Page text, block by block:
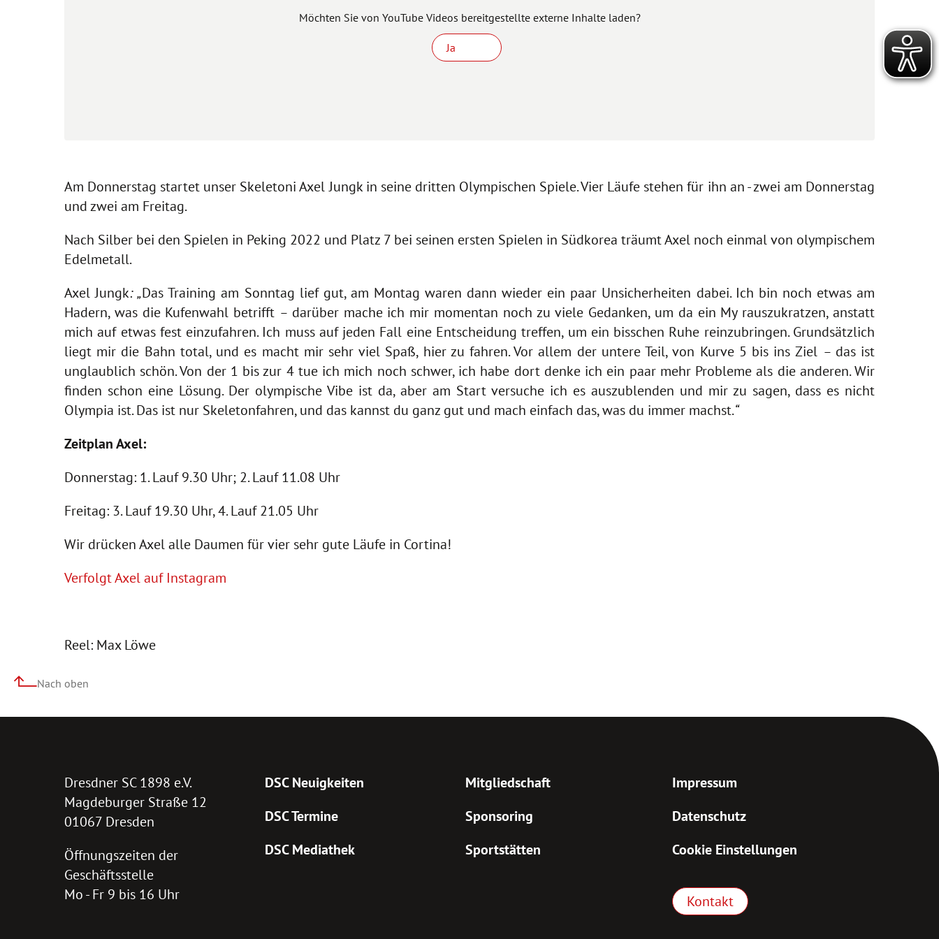
Möchten Sie von YouTube Videos bereitgestellte externe Inhalte laden?
Ja
Am Donnerstag startet unser Skeletoni Axel Jungk in seine dritten Olympischen Spiele. Vier Läufe stehen für ihn an - zwei am Donnerstag
und zwei am Freitag.
Nach Silber bei den Spielen in Peking 2022 und Platz 7 bei seinen ersten Spielen in Südkorea träumt Axel noch einmal von olympischem
Edelmetall.
Axel Jungk: „Das Training am Sonntag lief gut, am Montag waren dann wieder ein paar Unsicherheiten dabei. Ich bin noch etwas am
Hadern, was die Kufenwahl betrifft – darüber mache ich mir momentan noch zu viele Gedanken, um da ein My rauszukratzen, anstatt
mich auf etwas fest einzufahren. Ich muss auf jeden Fall eine Entscheidung treffen, um ein bisschen Ruhe reinzubringen. Grundsätzlich
liegt mir die Bahn total, und es macht mir sehr viel Spaß, hier zu fahren. Vor allem der untere Teil, von Kurve 5 bis ins Ziel – das ist
unglaublich schön. Von der 1 bis zur 4 tue ich mich noch schwer, ich habe dort denke ich ein paar mehr Probleme als die anderen. Wir
finden schon eine Lösung. Der olympische Vibe ist da, aber am Start versuche ich es auszublenden und mir zu sagen, dass es nicht
Olympia ist. Das ist nur Skeletonfahren, und das kannst du ganz gut und mach einfach das, was du immer machst.“
Zeitplan Axel:
Donnerstag: 1. Lauf 9.30 Uhr; 2. Lauf 11.08 Uhr
Freitag: 3. Lauf 19.30 Uhr, 4. Lauf 21.05 Uhr
Wir drücken Axel alle Daumen für vier sehr gute Läufe in Cortina!
Verfolgt Axel auf Instagram
Reel: Max Löwe
Nach oben
Dresdner SC 1898 e.V.
Magdeburger Straße 12
01067 Dresden
Öffnungszeiten der
Geschäftsstelle
Mo - Fr 9 bis 16 Uhr
DSC Neuigkeiten
DSC Termine
DSC Mediathek
Mitgliedschaft
Sponsoring
Sportstätten
Impressum
Datenschutz
Cookie Einstellungen
Kontakt